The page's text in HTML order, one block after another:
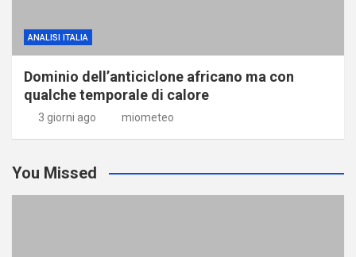
ANALISI ITALIA
Dominio dell’anticiclone africano ma con
qualche temporale di calore
3 giorni ago miometeo
You Missed